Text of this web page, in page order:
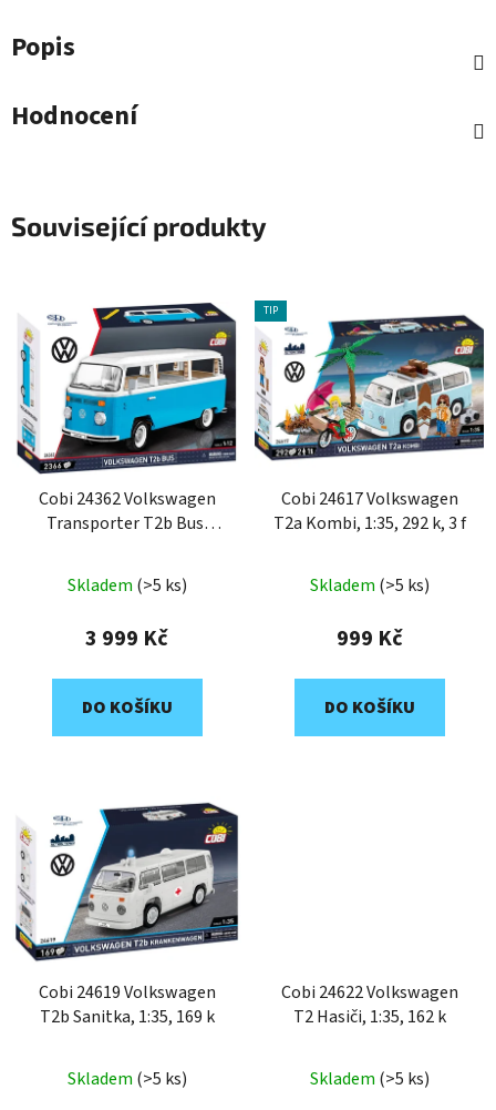
Popis
Hodnocení
Související produkty
Cobi 24362 Volkswagen
Transporter T2b Bus,
Skladem (>5 ks)
3 999 Kč
DO KOŠÍKU
TIP
Cobi 24617 Volkswagen
T2a Kombi, 1:35, 292 k, 3 f
Skladem (>5 ks)
999 Kč
DO KOŠÍKU
Cobi 24619 Volkswagen
T2b Sanitka, 1:35, 169 k
Skladem (>5 ks)
Cobi 24622 Volkswagen
T2 Hasiči, 1:35, 162 k
Skladem (>5 ks)